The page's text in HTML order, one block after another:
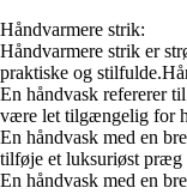
Håndvarmere strik:
Håndvarmere strik er
praktiske og
En håndvask refererer
være let tilgængelig for
En håndvask med en
tilføje et luksuriøst præg
En håndvask med en